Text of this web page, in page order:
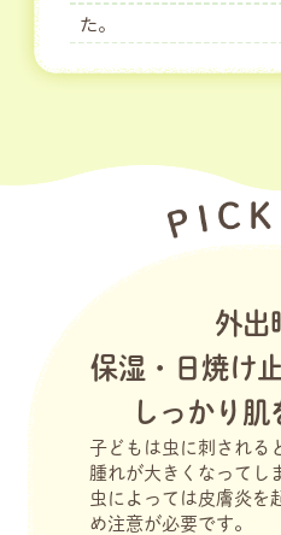
た。
外出
保湿・日焼け
しっかり肌
子どもは虫に刺される
腫れが大きくなってし
虫によっては皮膚炎を
め注意が必要です。